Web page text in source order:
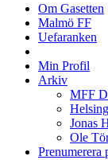
Om Gasetten
Malmö FF
Uefaranken
Min Profil
Arkiv
MFF
Jonas
Ole
Prenumerera